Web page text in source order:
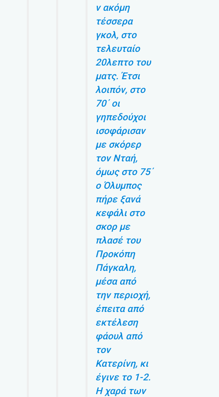
ν ακόμη
τέσσερα
γκολ, στο
τελευταίο
20λεπτο του
ματς. Έτσι
λοιπόν, στο
70΄ οι
γηπεδούχοι
ισοφάρισαν
με σκόρερ
τον Νταή,
όμως στο 75΄
ο Όλυμπος
πήρε ξανά
κεφάλι στο
σκορ με
πλασέ του
Προκόπη
Πάγκαλη,
μέσα από
την περιοχή,
έπειτα από
εκτέλεση
φάουλ από
τον
Κατερίνη, κι
έγινε το 1-2.
Η χαρά των